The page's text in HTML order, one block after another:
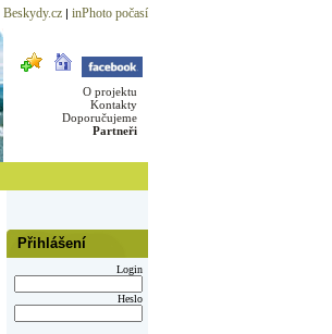
Beskydy.cz| inPhoto počasí
O projektu
Kontakty
Doporučujeme
Partneři
Přihlášení
Login
Heslo